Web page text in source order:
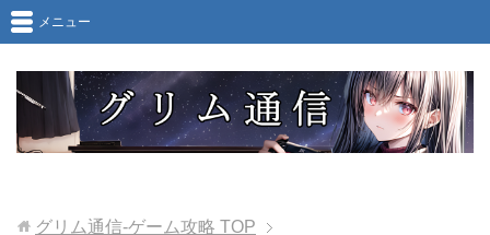
メニュー
グリム通信-ゲーム攻略 TOP